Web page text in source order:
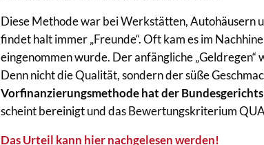
Diese Methode war bei Werkstätten, Autohäusern
findet halt immer „Freunde“. Oft kam es im
eingenommen wurde. Der anfängliche
Denn nicht die Qualität, sondern der süße
Vorfinanzierungsmethode hat der
scheint bereinigt und das Bewertungskriterium
Das Urteil kann hier nachgelesen werden!